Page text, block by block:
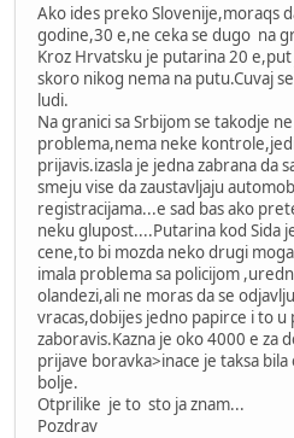
Ako ides preko Slovenije,moraqs
godine,30 e,ne ceka se dugo na
Kroz Hrvatsku je putarina 20
skoro nikog nema na putu.Cuvaj
ludi.
Na granici sa Srbijom se takodje
problema,nema neke
prijavis.izasla je jedna zabrana da
smeju vise da zaustavljaju
registracijama...e sad bas ako
neku glupost....Putarina kod Sida
cene,to bi mozda neko drugi
imala problema sa policijom
olandezi,ali ne moras da se
vracas,dobijes jedno papirce i to
zaboravis.Kazna je oko 4000 e za
prijave boravka>inace je taksa
bolje.
Otprilike je to sto ja znam...
Pozdrav